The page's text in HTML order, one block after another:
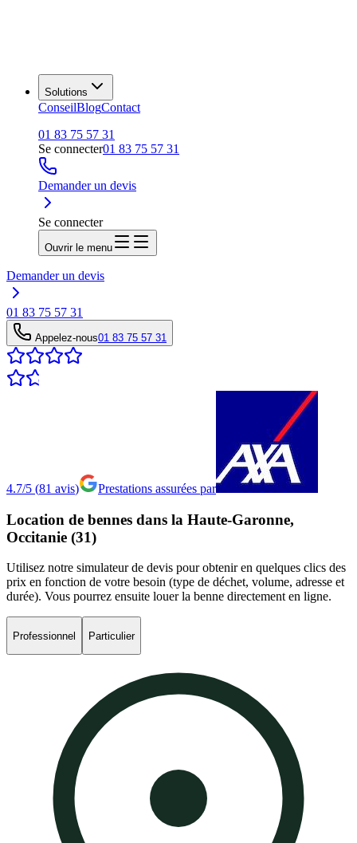
Solutions
ConseilBlogContact
01 83 75 57 31
Se connecter01 83 75 57 31
Demander un devis
Se connecter
Ouvrir le menu
Demander un devis
01 83 75 57 31
Appelez-nous01 83 75 57 31
4.7/5 (81 avis) Prestations assurées par
Location de bennes dans la Haute-Garonne,
Occitanie (31)
Utilisez notre simulateur de devis pour obtenir en quelques clics des
prix en fonction de votre besoin (type de déchet, volume, adresse et
durée). Vous pourrez ensuite louer la benne directement en ligne.
Professionnel Particulier